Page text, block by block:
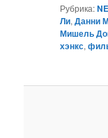
Рубрика:
Ли,Данни
Мишель
хэнкс,